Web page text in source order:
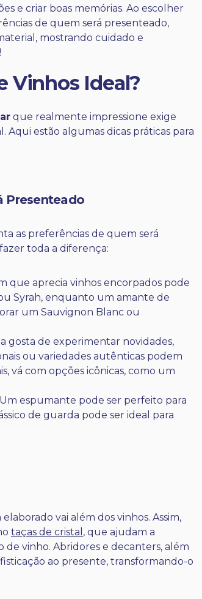
e criar boas memórias. Ao escolher
de quem será presenteado,
mostrando cuidado e
Vinhos Ideal?
que realmente impressione exige
estão algumas dicas práticas para
Presenteado
as preferências de quem será
toda a diferença:
que aprecia vinhos encorpados pode
Syrah, enquanto um amante de
um Sauvignon Blanc ou
gosta de experimentar novidades,
ou variedades autênticas podem
vá com opções icônicas, como um
Um espumante pode ser perfeito para
de guarda pode ser ideal para
elaborado vai além dos vinhos. Assim,
taças de cristal , que ajudam a
de vinho. Abridores e decanters, além
ao presente, transformando-o